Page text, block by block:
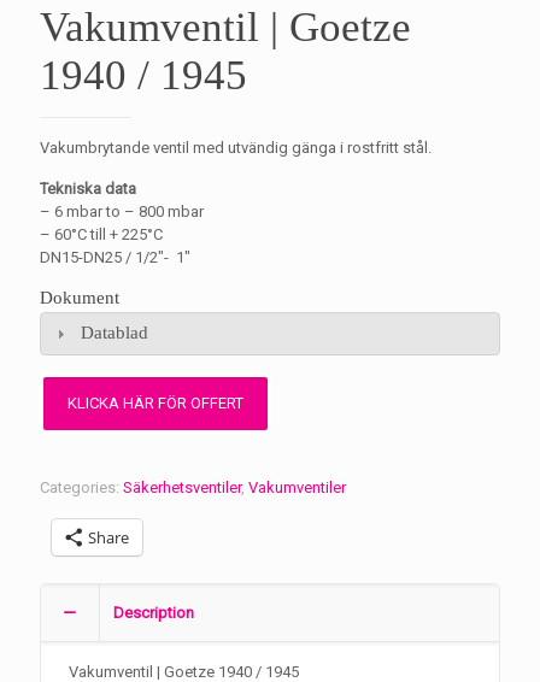
Vakumventil | Goetze
1940 / 1945
Vakumbrytande ventil med utvändig gänga i rostfritt stål.
Tekniska data
– 6 mbar to – 800 mbar
– 60°C till + 225°C
DN15-DN25 / 1/2″- 1″
Dokument
Datablad
Categories: Säkerhetsventiler, Vakumventiler
Share
Description
Vakumventil | Goetze 1940 / 1945